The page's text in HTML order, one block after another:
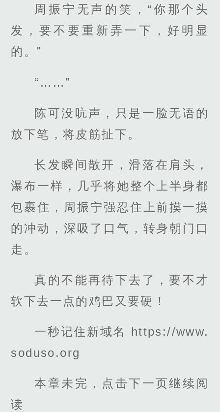
周振宁无声的笑，“你那个头
发，要不要重新弄一下，好明显
的。”
“……”
陈可没吭声，只是一脸无语的
放下笔，将皮筋扯下。
长发瞬间散开，滑落在肩头，
瀑布一样，几乎将她整个上半身都
包裹住，周振宁强忍住上前摸一摸
的冲动，深吸了口气，转身朝门口
走。
真的不能再待下去了，要不才
软下去一点的鸡巴又要硬！
一秒记住新域名 https://www.
soduso.org
本章未完，点击下一页继续阅
读